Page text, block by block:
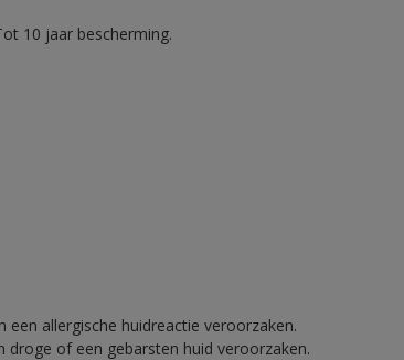
10 jaar bescherming.
allergische huidreactie veroorzaken.
droge of een gebarsten huid veroorzaken.